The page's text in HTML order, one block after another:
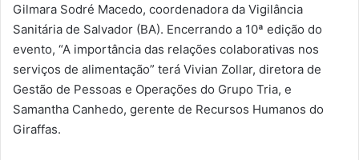
Gilmara Sodré Macedo, coordenadora da Vigilância
Sanitária de Salvador (BA). Encerrando a 10ª edição do
evento, “A importância das relações colaborativas nos
serviços de alimentação” terá Vivian Zollar, diretora de
Gestão de Pessoas e Operações do Grupo Tria, e
Samantha Canhedo, gerente de Recursos Humanos do
Giraffas.